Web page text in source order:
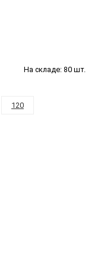
На складе: 80 шт.
120